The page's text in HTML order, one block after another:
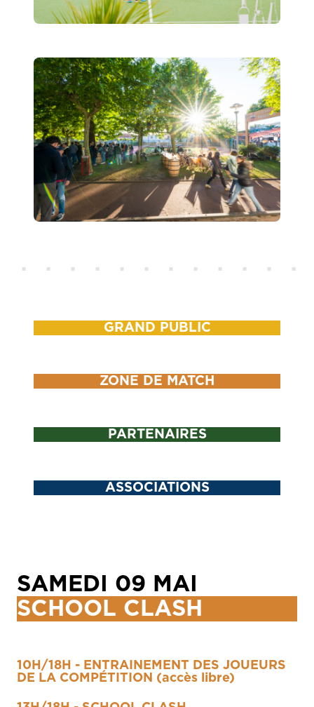
GRAND PUBLIC
ZONE DE MATCH
PARTENAIRES
ASSOCIATIONS
SAMEDI 09 MAI
SCHOOL CLASH
10H/18H - ENTRAINEMENT DES JOUEURS
DE LA COMPÉTITION (accès libre)